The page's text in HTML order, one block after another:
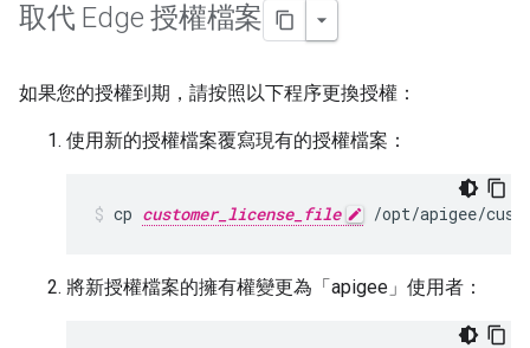
取代 Edge 授權檔案
如果您的授權到期，請按照以下程序更換授權：
使用新的授權檔案覆寫現有的授權檔案：
cp customer_license_file /opt/apigee/
將新授權檔案的擁有權變更為「apigee」使用者：